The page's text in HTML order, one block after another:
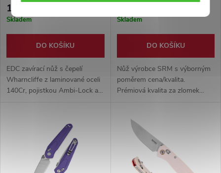
1 649 Kč
Skladem
DO KOŠÍKU
EDC zavírací nůž s čepelí
Wharncliffe z laminované oceli
140Cr, pojistkou Ambi-Lock a
Skladem
DO KOŠÍKU
Nůž výrobce SRM s výborným
poměrem cena/kvalita.
Prémiová kvalita za zlomek